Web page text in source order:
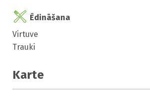
Ēdināšana
Virtuve
Trauki
Karte